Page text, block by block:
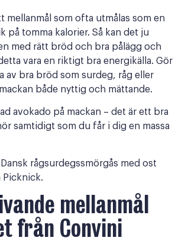
mellanmål som ofta utmålas som en
på tomma kalorier. Så kan det ju
med rätt bröd och bra pålägg och
vara en riktigt bra energikälla. Gör
av bra bröd som surdeg, råg eller
både nyttig och mättande.
avokado på mackan – det är ett bra
samtidigt som du får i dig en massa
Dansk rågsurdegssmörgås med ost
Picknick.
mellanmål
från Convini